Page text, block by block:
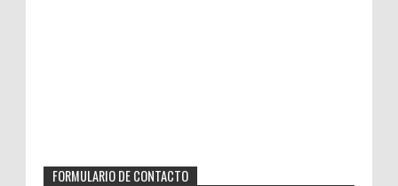
FORMULARIO DE CONTACTO